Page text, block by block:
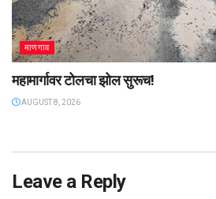
माणगाव
महामार्गावर टोलचा झोल सुरूच!
AUGUST 8, 2026
Leave a Reply